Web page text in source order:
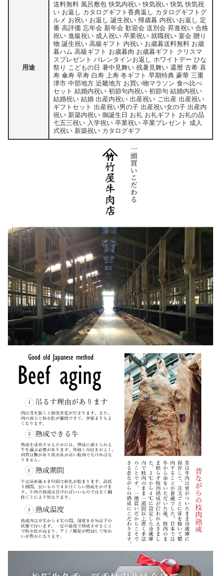
用途
送料無料 風呂敷包 快気内祝い 快気祝い 快気 快気祝
い お返し カタログギフト香典返し カタログギフトグ
ルメ お祝い お返し 誕生祝い 帰歳暮 内祝いお返し 定
番 高評価 忘年会 新年会 歓迎会 送別会 昇進祝い 合格
祝い 進級祝い 成人祝い 卒業祝い 就職祝い 宴会 贈り
物 誕生祝い 高級ギフト 内祝い お歳暮送料無料 お歳
暮ハム 高級ギフト お歳暮肉 お歳暮ギフト クリスマ
スプレゼント バレンタインお返し ホワイトデー ひな
祭り こどもの日 暑中見舞い 残暑見舞い 還暦 古希 喜
寿 傘寿 卒寿 白寿 上寿 冬ギフト 早期特典 豪華 三重
津市 中部地方 近畿地方 お買い物マラソン 食べ比べ
セット 結婚内祝い 初節句内祝い 初節句 結婚内祝い
結婚祝い 結婚 出産内祝い 出産祝い ご出産 出産祝い
ギフトセット 出産祝い男の子 出産祝い女の子 出産内
祝い 新築内祝い 御誕生日 お礼 お礼ギフト お礼の品
七五三祝い 入学祝い 卒業祝い 卒業プレゼント 成人
式祝い 新築祝い カタログギフ